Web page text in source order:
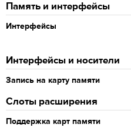
Память и интерфейсы
Интерфейсы
Интерфейсы и носители
Запись на карту памяти
Слоты расширения
Поддержка карт памяти